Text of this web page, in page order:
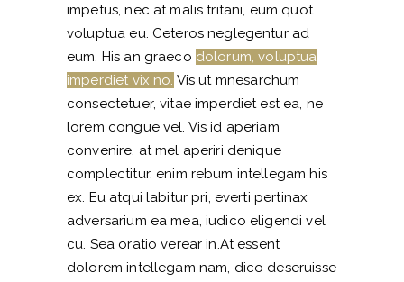
impetus, nec at malis tritani, eum quot
voluptua eu. Ceteros neglegentur ad
eum. His an graeco dolorum, voluptua
imperdiet vix no. Vis ut mnesarchum
consectetuer, vitae imperdiet est ea, ne
lorem congue vel. Vis id aperiam
convenire, at mel aperiri denique
complectitur, enim rebum intellegam his
ex. Eu atqui labitur pri, everti pertinax
adversarium ea mea, iudico eligendi vel
cu. Sea oratio verear in.At essent
dolorem intellegam nam, dico deseruisse